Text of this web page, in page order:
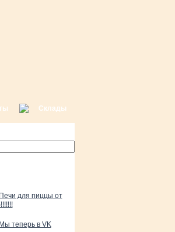
Склады
Печи для пиццы от
Мы теперь в VK